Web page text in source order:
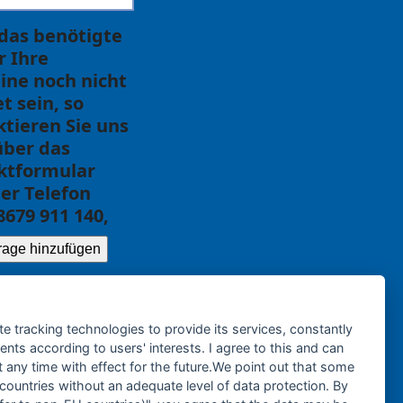
benötigte
Ihre
noch nicht
sein, so
Sie uns
das
Telefon
911 140,
hinzufügen
tracking technologies to provide its services, constantly
according to users' interests. I agree to this and can
any time with effect for the future.We point out that some
without an adequate level of data protection. By